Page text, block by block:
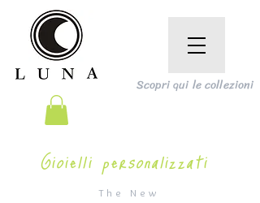
The New
Scopri qui le collezioni
Gioielli personalizzati